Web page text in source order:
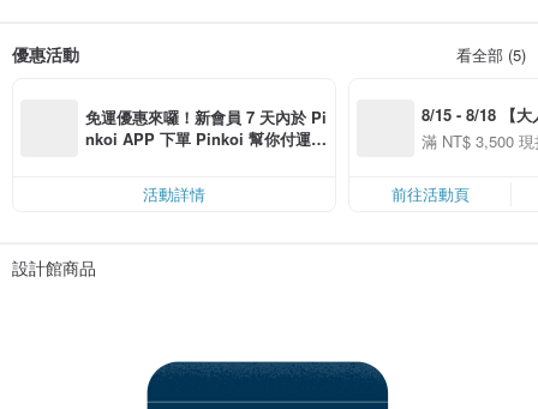
優惠活動 看全部 (5)
免運優惠來囉！新會員 7 天內於 Pi
nkoi APP 下單 Pinkoi 幫你付運
活動詳情
8/15 - 8/18 【大
季】滿
50
滿 NT$ 3,500
前往活動頁
設計館商品